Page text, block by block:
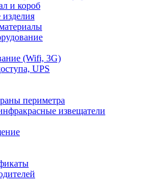
и короб
(Wifi, 3G)
UPS
периметра
извещатели